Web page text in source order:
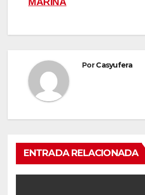
PorCasyufera
ENTRADA RELACIONADA